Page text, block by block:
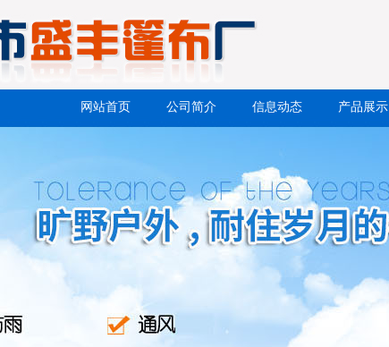
网站首页 公司简介 信息动态 产品展示